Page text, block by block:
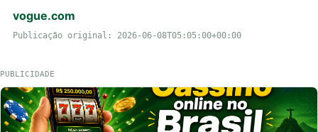
vogue.com
Publicação original: 2026-06-08T05:05:00+00:00
PUBLICIDADE